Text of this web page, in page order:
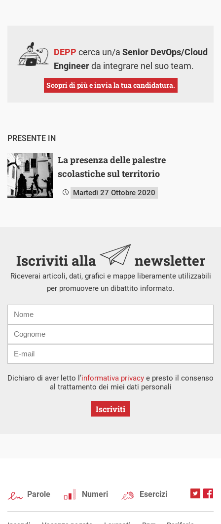
DEPP cerca un/a Senior DevOps/Cloud
Engineerda integrare nel suo team.
Scopri di più e invia la tua candidatura.
PRESENTE IN
La presenza delle palestre
scolastiche sul territorio
Martedì 27 Ottobre 2020
Iscriviti alla newsletter
Riceverai articoli, dati, grafici e mappe liberamente utilizzabili
per promuovere un dibattito informato.
mail
Dichiaro di aver letto l’informativa privacy e presto il consenso
al trattamento dei miei dati personali
Iscriviti
Parole Numeri Esercizi